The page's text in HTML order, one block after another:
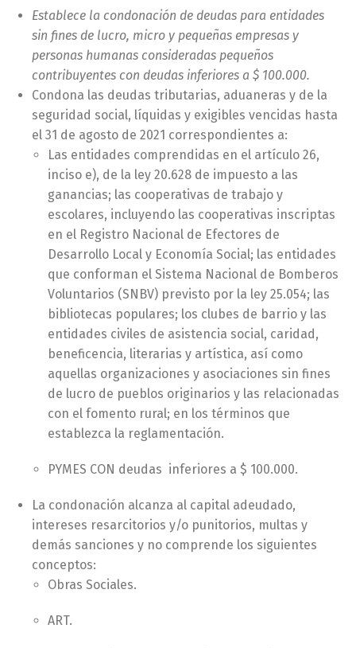
Establece la condonación de deudas para entidades
sin fines de lucro, micro y pequeñas empresas y
personas humanas consideradas pequeños
contribuyentes con deudas inferiores a $ 100.000.
Condona las deudas tributarias, aduaneras y de la
seguridad social, líquidas y exigibles vencidas hasta
el 31 de agosto de 2021 correspondientes a:
Las entidades comprendidas en el artículo 26,
inciso e), de la ley 20.628 de impuesto a las
ganancias; las cooperativas de trabajo y
escolares, incluyendo las cooperativas inscriptas
en el Registro Nacional de Efectores de
Desarrollo Local y Economía Social; las entidades
que conforman el Sistema Nacional de Bomberos
Voluntarios (SNBV) previsto por la ley 25.054; las
bibliotecas populares; los clubes de barrio y las
entidades civiles de asistencia social, caridad,
beneficencia, literarias y artística, así como
aquellas organizaciones y asociaciones sin fines
de lucro de pueblos originarios y las relacionadas
con el fomento rural; en los términos que
establezca la reglamentación.
PYMES CON deudas inferiores a $ 100.000.
La condonación alcanza al capital adeudado,
intereses resarcitorios y/o punitorios, multas y
demás sanciones y no comprende los siguientes
conceptos:
Obras Sociales.
ART.